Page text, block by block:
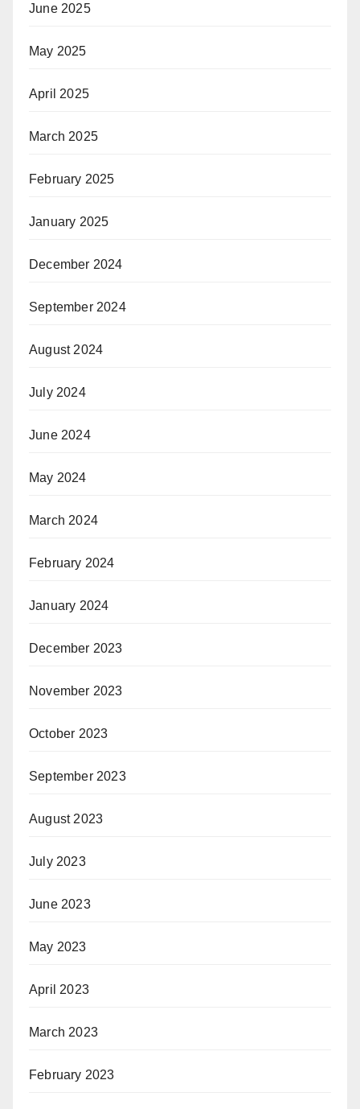
June 2025
May 2025
April 2025
March 2025
February 2025
January 2025
December 2024
September 2024
August 2024
July 2024
June 2024
May 2024
March 2024
February 2024
January 2024
December 2023
November 2023
October 2023
September 2023
August 2023
July 2023
June 2023
May 2023
April 2023
March 2023
February 2023